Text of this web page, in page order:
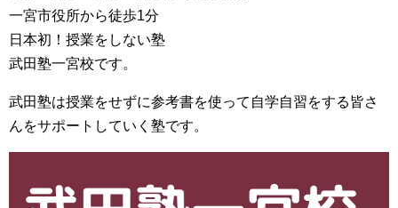
一宮市役所から徒歩1分
日本初！授業をしない塾
武田塾一宮校です。
武田塾は授業をせずに参考書を使って自学自習をする皆さ
んをサポートしていく塾です。